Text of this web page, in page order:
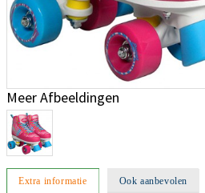
Meer Afbeeldingen
Extra informatie Ook aanbevolen